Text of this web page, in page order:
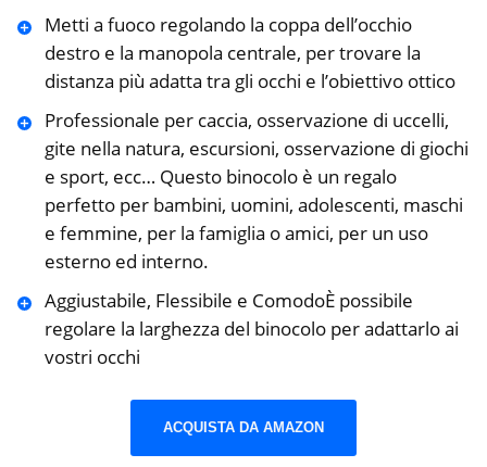
Metti a fuoco regolando la coppa dell’occhio
destro e la manopola centrale, per trovare la
distanza più adatta tra gli occhi e l’obiettivo ottico
Professionale per caccia, osservazione di uccelli,
gite nella natura, escursioni, osservazione di giochi
e sport, ecc… Questo binocolo è un regalo
perfetto per bambini, uomini, adolescenti, maschi
e femmine, per la famiglia o amici, per un uso
esterno ed interno.
Aggiustabile, Flessibile e ComodoÈ possibile
regolare la larghezza del binocolo per adattarlo ai
vostri occhi
ACQUISTA DA AMAZON